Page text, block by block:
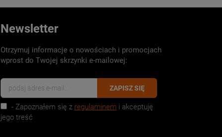
Newsletter
Otrzymuj informacje o nowościach i promocjach
wprost do Twojej skrzynki e-mailowej:
ZAPISZ SIĘ
- Zapoznałem się z regulaminem i akceptuję
jego treść